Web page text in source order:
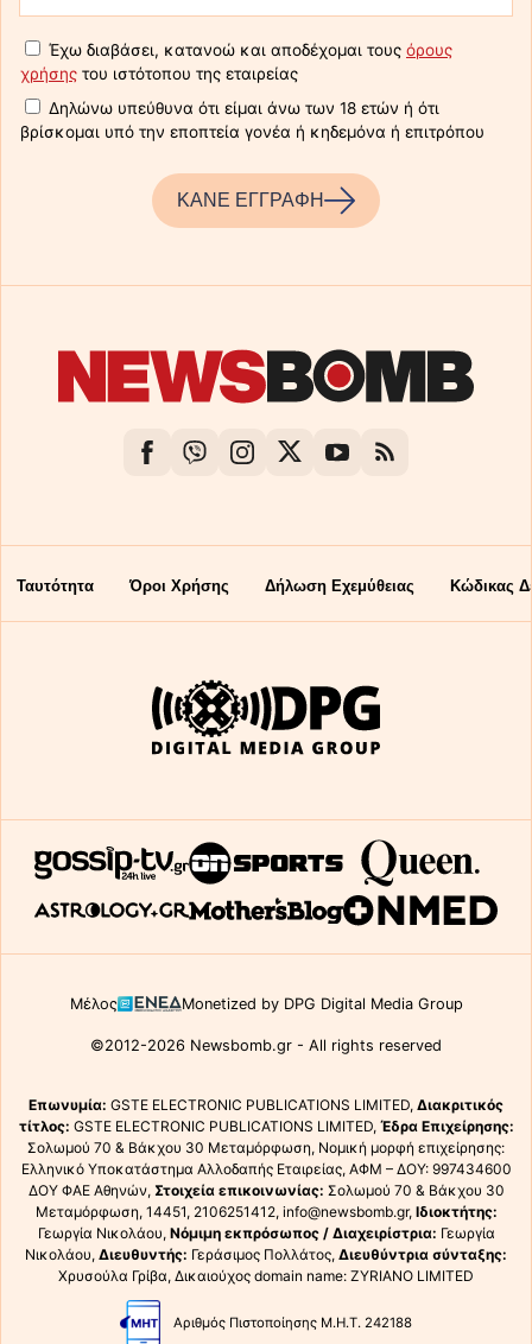
Έχω διαβάσει, κατανοώ και αποδέχομαι τους όρους
χρήσης του ιστότοπου της εταιρείας
Δηλώνω υπεύθυνα ότι είμαι άνω των 18 ετών ή ότι
βρίσκομαι υπό την εποπτεία γονέα ή κηδεμόνα ή επιτρόπου
ΚΑΝΕ ΕΓΓΡΑΦΗ
Ταυτότητα Όροι Χρήσης Δήλωση Εχεμύθειας Κώδικας
Μέλος Monetized by DPG Digital Media Group
©2012-2026 Newsbomb.gr - All rights reserved
Επωνυμία: GSTE ELECTRONIC PUBLICATIONS LIMITED, Διακριτικός
τίτλος: GSTE ELECTRONIC PUBLICATIONS LIMITED, Έδρα Επιχείρησης:
Σολωμού 70 & Βάκχου 30 Μεταμόρφωση, Νομική μορφή επιχείρησης:
Ελληνικό Υποκατάστημα Αλλοδαπής Εταιρείας, ΑΦΜ – ΔΟΥ: 997434600
ΔΟΥ ΦΑΕ Αθηνών, Στοιχεία επικοινωνίας: Σολωμού 70 & Βάκχου 30
Μεταμόρφωση, 14451, 2106251412, info@newsbomb.gr, Ιδιοκτήτης:
Γεωργία Νικολάου, Νόμιμη εκπρόσωπος / Διαχειρίστρια: Γεωργία
Νικολάου, Διευθυντής: Γεράσιμος Πολλάτος, Διευθύντρια σύνταξης:
Χρυσούλα Γρίβα, Δικαιούχος domain name: ZYRIANO LIMITED
Αριθμός Πιστοποίησης Μ.Η.Τ. 242188